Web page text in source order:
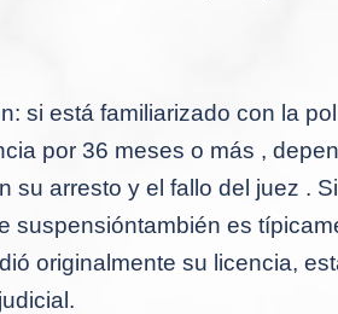
si está familiarizado con la
por 36 meses o más ,
su arresto y el fallo del juez .
suspensióntambién es
originalmente su licencia,